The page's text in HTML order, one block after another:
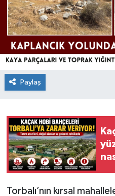
Paylaş
Torbalı’nın kırsal